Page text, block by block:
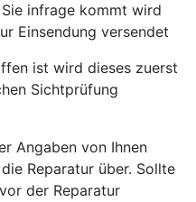
infrage kommt wird
Einsendung versendet
ist wird dieses zuerst
Sichtprüfung
Angaben von Ihnen
Reparatur über. Sollte
der Reparatur